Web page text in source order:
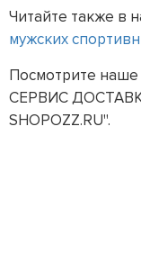
Читайте также в
мужских
Посмотрите
СЕРВИС
SHOPOZZ.RU".